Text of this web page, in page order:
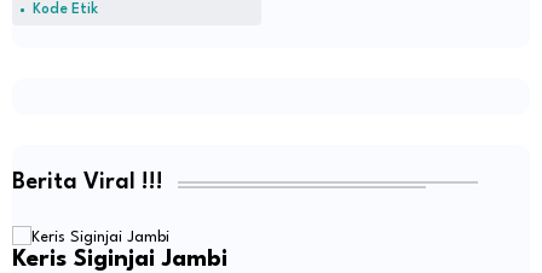
Kode Etik
Berita Viral !!!
Keris Siginjai Jambi